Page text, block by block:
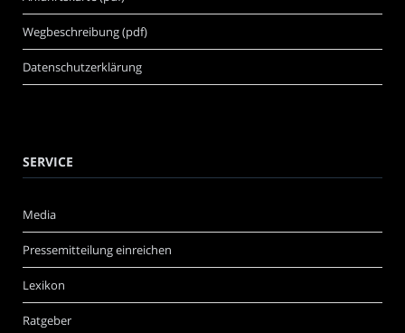
Wegbeschreibung (pdf)
Datenschutzerklärung
SERVICE
Media
Pressemitteilung einreichen
Lexikon
Ratgeber